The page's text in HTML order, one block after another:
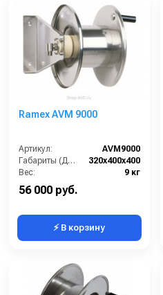
Ramex AVM 9000
Артикул:
AVM9000
Габариты (ДхШхВ):
320x400x400
Вес:
9 кг
56 000 руб.
⚡ В корзину